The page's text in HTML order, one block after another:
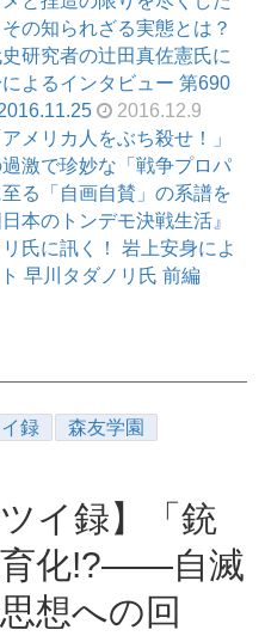
その知られざる実態とは？
研究者の辻田真佐憲氏に
よるインタビュー 第690
2016.12.9
メリカ人をぶち殺せ！」
激で珍妙な「戦争プロパ
る「自画自賛」の系譜を
本のトンデモ決戦生活』
氏に訊く！ 岩上安身によ
早川タダノリ氏 前編
録 森友学園
イ録】「銃
育化!?――自滅
想への回